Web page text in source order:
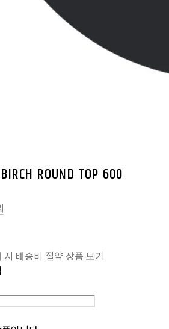
ROUND TOP 600
시 배송비 절약 상품 보기